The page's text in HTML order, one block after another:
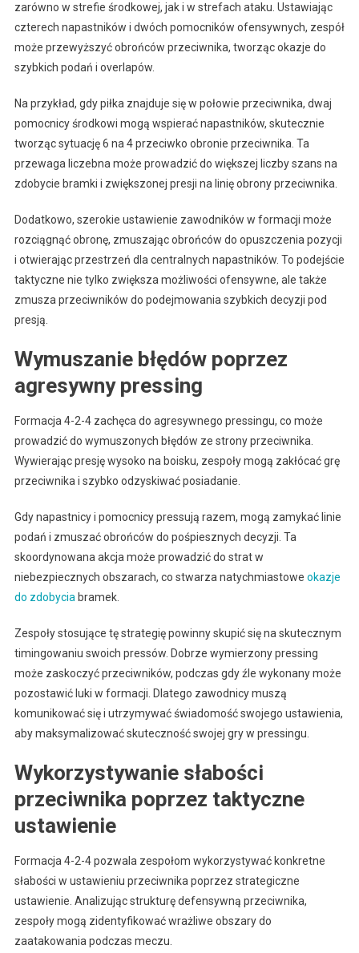
zarówno w strefie środkowej, jak i w strefach ataku. Ustawiając
czterech napastników i dwóch pomocników ofensywnych, zespół
może przewyższyć obrońców przeciwnika, tworząc okazje do
szybkich podań i overlapów.
Na przykład, gdy piłka znajduje się w połowie przeciwnika, dwaj
pomocnicy środkowi mogą wspierać napastników, skutecznie
tworząc sytuację 6 na 4 przeciwko obronie przeciwnika. Ta
przewaga liczebna może prowadzić do większej liczby szans na
zdobycie bramki i zwiększonej presji na linię obrony przeciwnika.
Dodatkowo, szerokie ustawienie zawodników w formacji może
rozciągnąć obronę, zmuszając obrońców do opuszczenia pozycji
i otwierając przestrzeń dla centralnych napastników. To podejście
taktyczne nie tylko zwiększa możliwości ofensywne, ale także
zmusza przeciwników do podejmowania szybkich decyzji pod
presją.
Wymuszanie błędów poprzez
agresywny pressing
Formacja 4-2-4 zachęca do agresywnego pressingu, co może
prowadzić do wymuszonych błędów ze strony przeciwnika.
Wywierając presję wysoko na boisku, zespoły mogą zakłócać grę
przeciwnika i szybko odzyskiwać posiadanie.
Gdy napastnicy i pomocnicy pressują razem, mogą zamykać linie
podań i zmuszać obrońców do pośpiesznych decyzji. Ta
skoordynowana akcja może prowadzić do strat w
niebezpiecznych obszarach, co stwarza natychmiastowe okazje
do zdobyciabramek.
Zespoły stosujące tę strategię powinny skupić się na skutecznym
timingowaniu swoich pressów. Dobrze wymierzony pressing
może zaskoczyć przeciwników, podczas gdy źle wykonany może
pozostawić luki w formacji. Dlatego zawodnicy muszą
komunikować się i utrzymywać świadomość swojego ustawienia,
aby maksymalizować skuteczność swojej gry w pressingu.
Wykorzystywanie słabości
przeciwnika poprzez taktyczne
ustawienie
Formacja 4-2-4 pozwala zespołom wykorzystywać konkretne
słabości w ustawieniu przeciwnika poprzez strategiczne
ustawienie. Analizując strukturę defensywną przeciwnika,
zespoły mogą zidentyfikować wrażliwe obszary do
zaatakowania podczas meczu.